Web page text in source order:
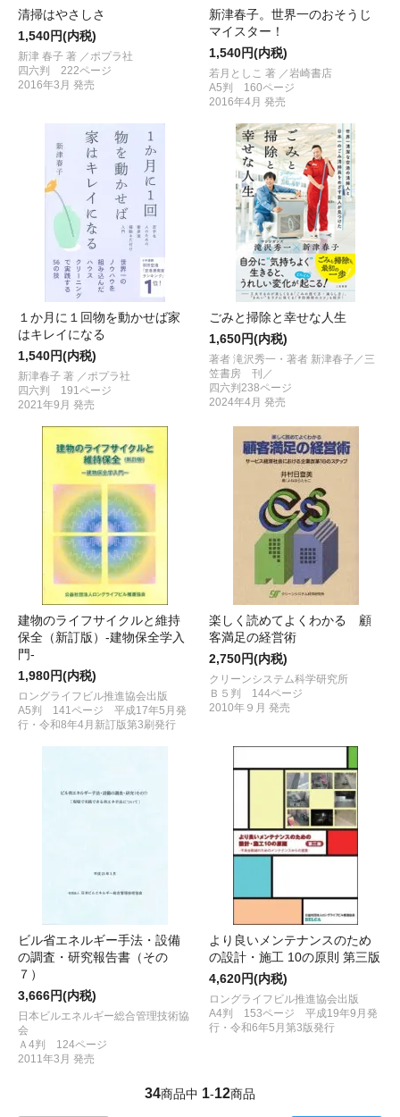
清掃はやさしさ
1,540円(内税)
新津 春子 著 ／ポプラ社
四六判 222ページ
2016年3月 発売
新津春子。世界一のおそうじ
マイスター！
1,540円(内税)
若月としこ 著 ／岩崎書店
A5判 160ページ
2016年4月 発売
１か月に１回物を動かせば家
はキレイになる
1,540円(内税)
新津春子 著 ／ポプラ社
四六判 191ページ
2021年9月 発売
ごみと掃除と幸せな人生
1,650円(内税)
著者 滝沢秀一・著者 新津春子／三
笠書房 刊／
四六判238ページ
2024年4月 発売
建物のライフサイクルと維持
保全（新訂版）-建物保全学入
門-
1,980円(内税)
ロングライフビル推進協会出版
A5判 141ページ 平成17年5月発
行・令和8年4月新訂版第3刷発行
楽しく読めてよくわかる 顧
客満足の経営術
2,750円(内税)
クリーンシステム科学研究所
Ｂ５判 144ページ
2010年９月 発売
ビル省エネルギー手法・設備
の調査・研究報告書（その
７）
3,666円(内税)
日本ビルエネルギー総合管理技術協
会
Ａ4判 124ページ
2011年3月 発売
より良いメンテナンスのため
の設計・施工 10の原則 第三版
4,620円(内税)
ロングライフビル推進協会出版
A4判 153ページ 平成19年9月発
行・令和6年5月第3版発行
34商品中 1-12商品